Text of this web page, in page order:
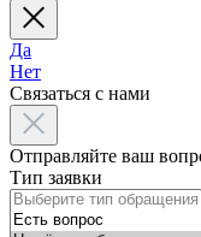
Да
Нет
Связаться с нами
Отправляйте ваш
Тип заявки